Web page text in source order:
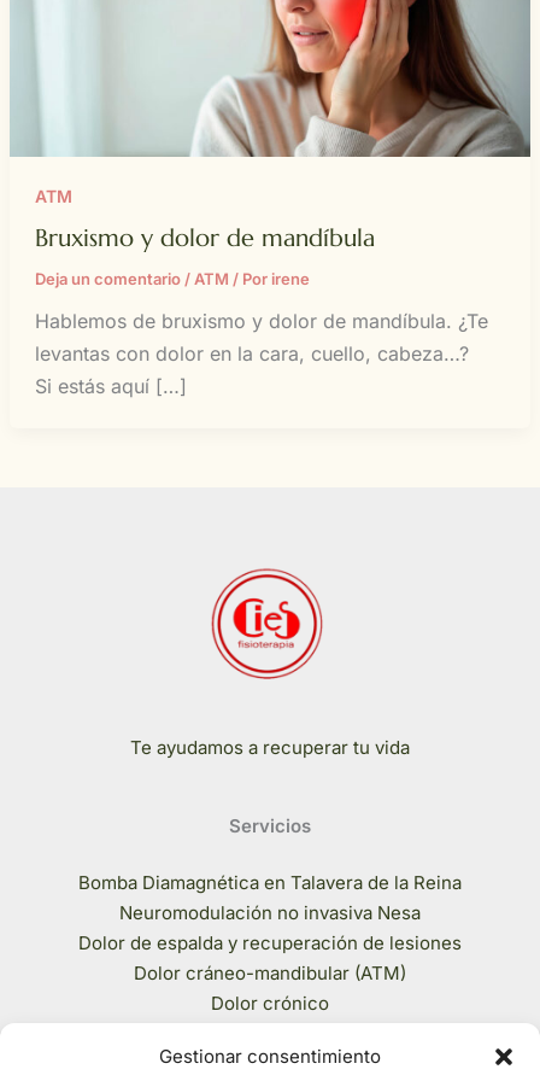
Gestionar consentimiento
ATM
Bruxismo y dolor de mandíbula
Deja un comentario / ATM / Por irene
Hablemos de bruxismo y dolor de mandíbula. ¿Te
levantas con dolor en la cara, cuello, cabeza…?
Si estás aquí […]
Te ayudamos a recuperar tu vida
Servicios
Bomba Diamagnética en Talavera de la Reina
Neuromodulación no invasiva Nesa
Dolor de espalda y recuperación de lesiones
Dolor cráneo-mandibular (ATM)
Dolor crónico
Recuperación posparto